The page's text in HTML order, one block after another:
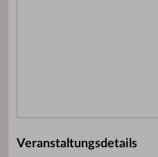
Veranstaltungsdetails